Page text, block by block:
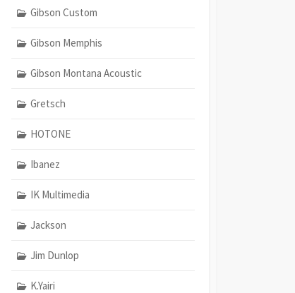
Gibson Custom
Gibson Memphis
Gibson Montana Acoustic
Gretsch
HOTONE
Ibanez
IK Multimedia
Jackson
Jim Dunlop
K.Yairi